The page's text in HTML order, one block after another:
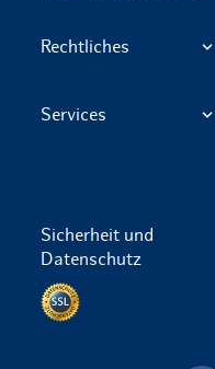
Rechtliches
Services
Sicherheit und
Datenschutz